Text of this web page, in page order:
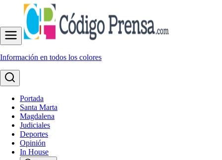
Información en todos los colores
Portada
Santa Marta
Magdalena
Judiciales
Deportes
Opinión
In House